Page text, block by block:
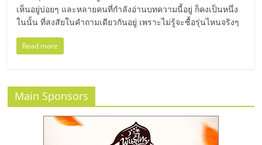
ไชส์,
ที่
ปรึกษา
แฟ
เห็นอยู่บ่อยๆ และหลายคนที่กำลังอ่านบทความนี้อยู่ ก็คงเป็นหนึ่ง
ในนั้น ที่สงสัยในคำถามเดียวกันอยู่ เพราะไม่รู้จะซื้อรุ่นไหนจริงๆ
Read more
Main Sponsors